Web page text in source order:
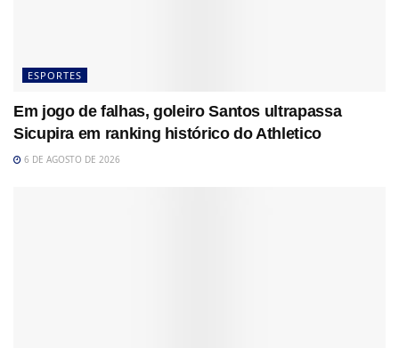
ESPORTES
Em jogo de falhas, goleiro Santos ultrapassa
Sicupira em ranking histórico do Athletico
6 DE AGOSTO DE 2026